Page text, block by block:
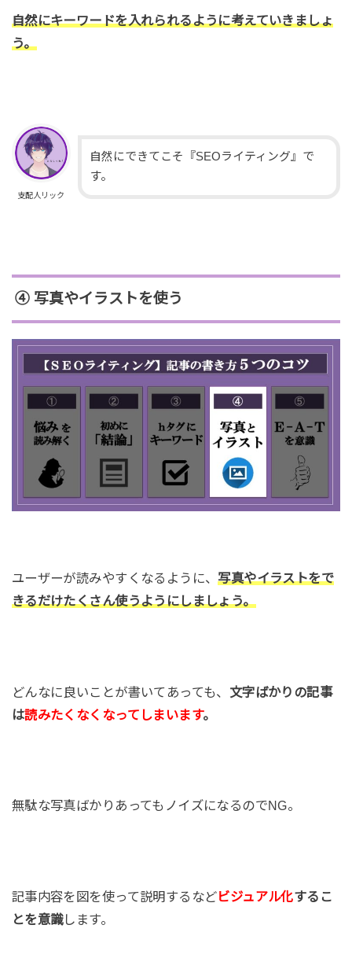
自然にキーワードを入れられるように考えていきましょ
う。
支配人リック
自然にできてこそ『SEOライティング』で
す。
④ 写真やイラストを使う
ユーザーが読みやすくなるように、写真やイラストをで
きるだけたくさん使うようにしましょう。
どんなに良いことが書いてあっても、 文字ばかりの記事
は読みたくなくなってしまいます。
無駄な写真ばかりあってもノイズになるのでNG。
記事内容を図を使って説明するなどビジュアル化するこ
とを意識します。